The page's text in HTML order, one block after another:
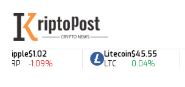
Ripple
XRP
$1.02
-1.09%
Litecoin
LTC
$45.55
0.04%